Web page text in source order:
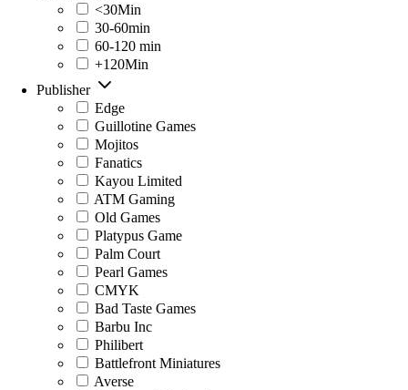
<30Min
30-60min
60-120 min
+120Min
Publisher
Edge
Guillotine Games
Mojitos
Fanatics
Kayou Limited
ATM Gaming
Old Games
Platypus Game
Palm Court
Pearl Games
CMYK
Bad Taste Games
Barbu Inc
Philibert
Battlefront Miniatures
Averse